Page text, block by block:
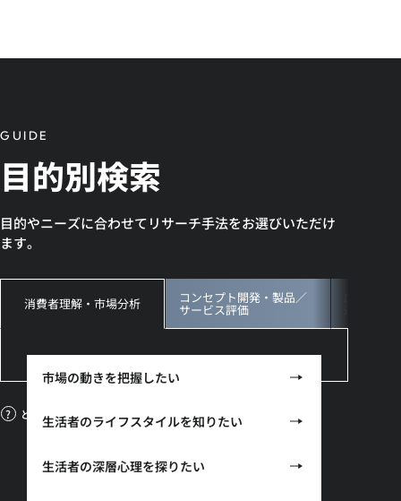
GUIDE
目的別検索
目的やニーズに合わせてリサーチ手法をお選びいただけ
ます。
消費者理解・市場分析 コンセプト開発・製品／
サービス評価
市場の動きを把握したい
生活者のライフスタイルを知りたい
生活者の深層心理を探りたい
どれを選べばいいかわからない（ご相談はこちら）